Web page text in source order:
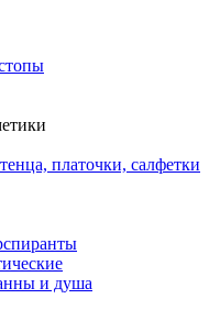
платочки, салфетки
и душа